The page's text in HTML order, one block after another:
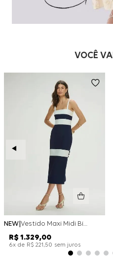
VOCÊ
NEW Vestido Maxi Midi Bicolor Alfaitaria Navy - Marinho
R$ 1 .329,00
6x de R$ 221,50 sem juros